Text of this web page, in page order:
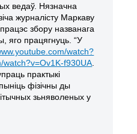
ведаў. Нязначна
журналісту Маркаву
збору названага
яго працягнуць. “У
watch?
watch?v=Ov1K-f930UA
практыкі
фізічны ды
зьняволеных у